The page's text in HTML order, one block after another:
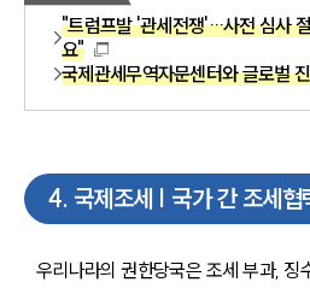
"트럼프발 '관세전쟁'…사전 심사
요"
국제관세무역자문센터와 글로벌
4. 국제조세 | 국가 간 조세협
우리나라의 권한당국은 조세 부과, 징